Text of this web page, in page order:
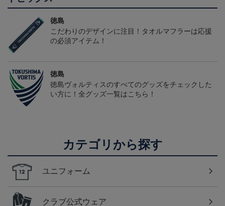
徳島
こだわりのデザインに注目！タオルマフラーは応援
の必須アイテム！
徳島
徳島ヴォルティスのすべてのグッズをチェックした
い方に！全グッズ一覧はこちら！
カテゴリから探す
ユニフォーム
クラブ公式ウェア